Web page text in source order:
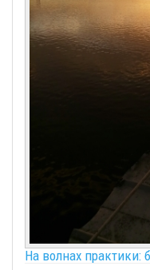
На волнах практики: